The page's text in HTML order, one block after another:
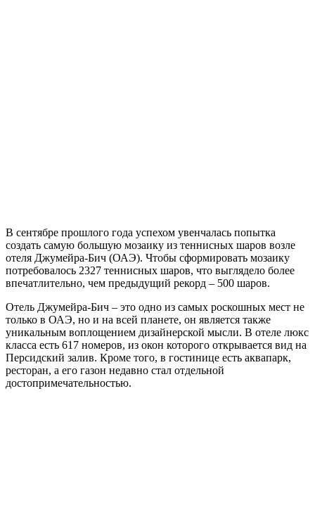
В сентябре прошлого года успехом увенчалась попытка
создать самую большую мозаику из теннисных шаров возле
отеля Джумейра-Бич (ОАЭ). Чтобы сформировать мозаику
потребовалось 2327 теннисных шаров, что выглядело более
впечатлительно, чем предыдущий рекорд – 500 шаров.
Отель Джумейра-Бич – это одно из самых роскошных мест не
только в ОАЭ, но и на всей планете, он является также
уникальным воплощением дизайнерской мысли. В отеле люкс
класса есть 617 номеров, из окон которого открывается вид на
Персидский залив. Кроме того, в гостинице есть аквапарк,
ресторан, а его газон недавно стал отдельной
достопримечательностью.